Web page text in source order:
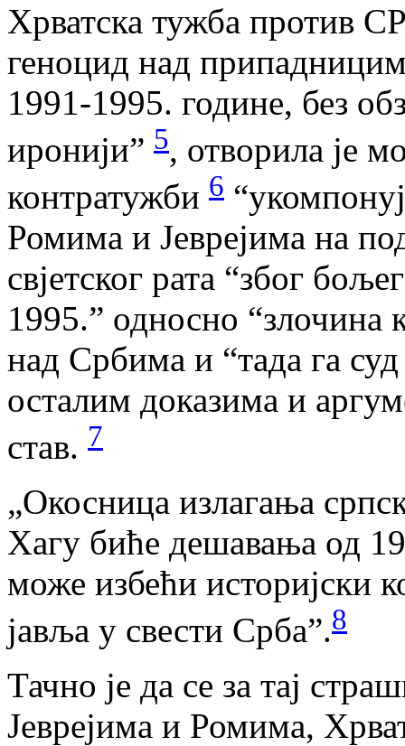
Хрватска тужба против
геноцид над
1991-1995. године, без
иронији” 5, отворила је
контратужби 6
Ромима и Јеврејима на
свјетског рата “због
1995.” односно “злочина
над Србима и “тада га
осталим доказима и
став. 7
„Окосница излагања
Хагу биће дешавања од
може избећи историјски
јавља у свести Срба”.8
Тачно је да се за тај
Јеврејима и Ромима,